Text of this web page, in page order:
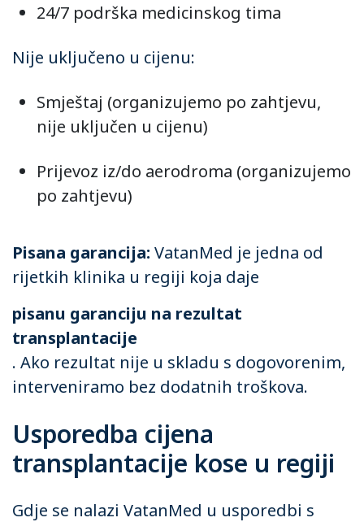
24/7 podrška medicinskog tima
Nije uključeno u cijenu:
Smještaj (organizujemo po zahtjevu,
nije uključen u cijenu)
Prijevoz iz/do aerodroma (organizujemo
po zahtjevu)
Pisana garancija: VatanMed je jedna od
rijetkih klinika u regiji koja daje
pisanu garanciju na rezultat
transplantacije
. Ako rezultat nije u skladu s dogovorenim,
interveniramo bez dodatnih troškova.
Usporedba cijena
transplantacije kose u regiji
Gdje se nalazi VatanMed u usporedbi s